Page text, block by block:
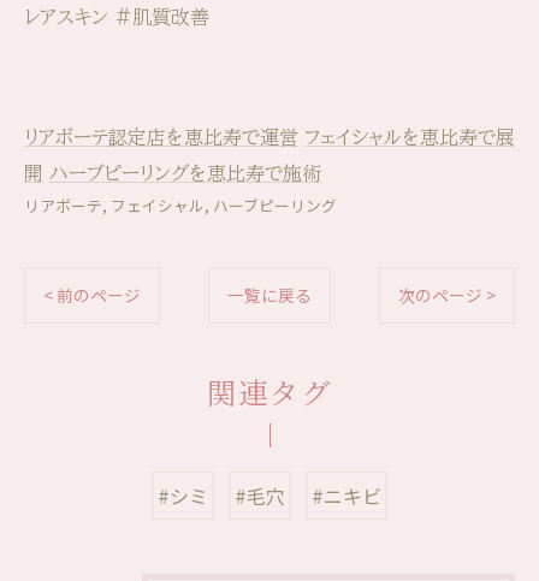
レアスキン #肌質改善
リアボーテ認定店を恵比寿で運営 フェイシャルを恵比寿で展
開 ハーブピーリングを恵比寿で施術
リアボーテ フェイシャル ハーブピーリング
< 前のページ 一覧に戻る 次のページ >
関連タグ
#シミ #毛穴 #ニキビ